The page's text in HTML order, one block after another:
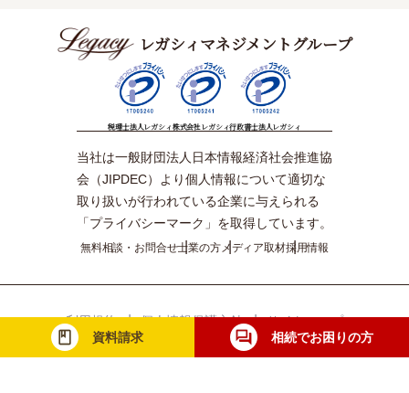
資料請求 相続でお困りの方
レガシィマネジメントグループ
税理士法人レガシィ株式会社レガシィ行政書士法人レガシィ
当社は一般財団法人日本情報経済社会推進協
会（JIPDEC）より個人情報について適切な
取り扱いが行われている企業に与えられる
「プライバシーマーク」を取得しています。
無料相談・お問合せ士業の方メディア取材採用情報
© Legacy Management Group. All Rights Reserved.
利用規約 個人情報保護方針 サイトマップ